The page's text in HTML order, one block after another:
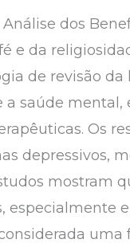
dos
e da
de revisão da
saúde mental,
Os
depressivos,
mostram
especialmente
uma